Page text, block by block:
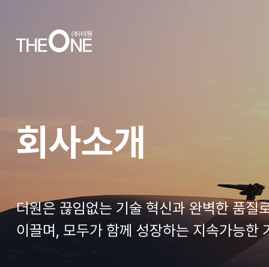
회사소개
더원은 끊임없는 기술 혁신과 완벽한 품질
이끌며, 모두가 함께 성장하는 지속가능한